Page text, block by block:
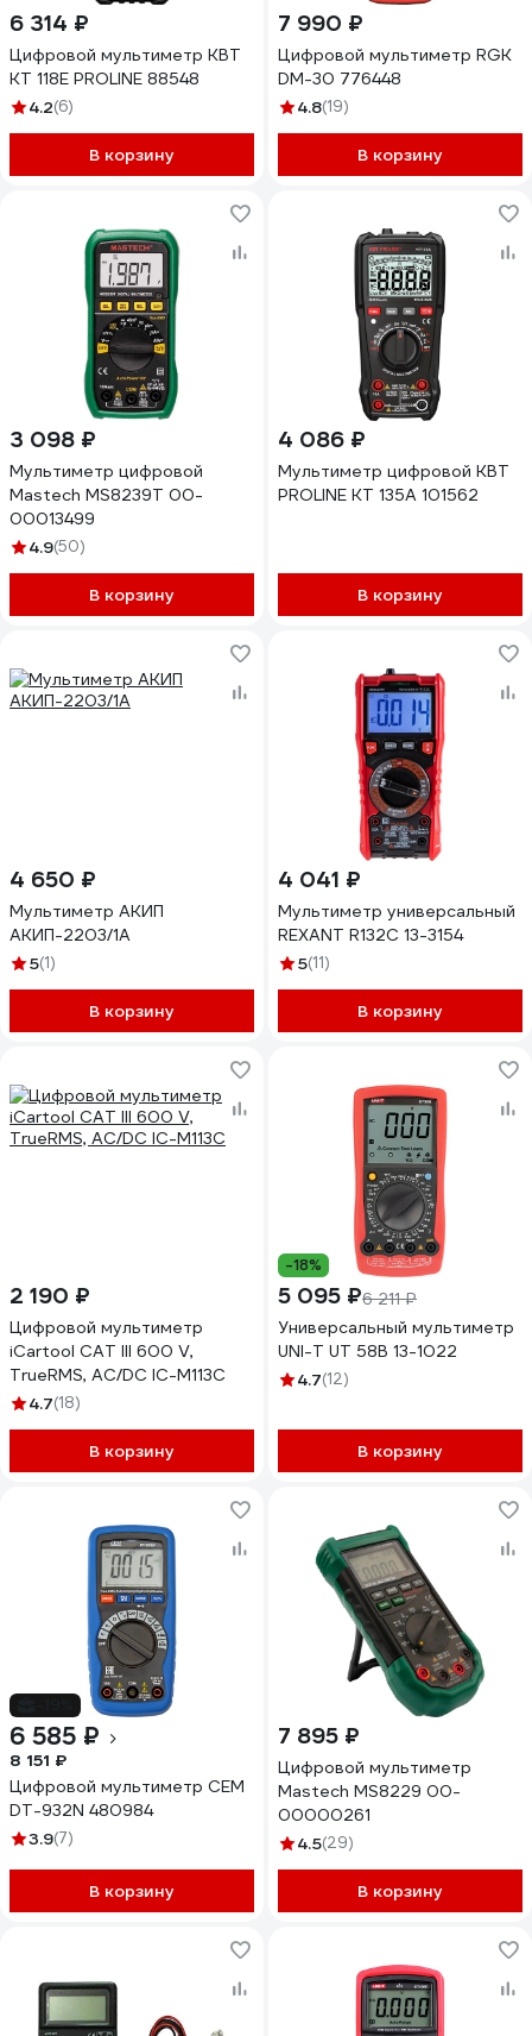
6 314 ₽
Цифровой мультиметр КВТ
KT 118E PROLINE 88548
4.2(6)
В корзину
7 990 ₽
Цифровой мультиметр RGK
DM-30 776448
4.8(19)
В корзину
3 098 ₽
Мультиметр цифровой
Mastech MS8239T 00-
00013499
4.9(50)
В корзину
4 086 ₽
Мультиметр цифровой КВТ
PROLINE KT 135А 101562
В корзину
4 650 ₽
Мультиметр АКИП
АКИП-2203/1А
5(1)
В корзину
4 041 ₽
Мультиметр универсальный
REXANT R132С 13-3154
5(11)
В корзину
2 190 ₽
Цифровой мультиметр
iCartool CAT III 600 V,
TrueRMS, AC/DC IC-M113C
4.7(18)
В корзину
-18%
5 095 ₽6 211 ₽
Универсальный мультиметр
UNI-T UT 58B 13-1022
4.7(12)
В корзину
6 585 ₽
8 151 ₽
Цифровой мультиметр СЕМ
DT-932N 480984
3.9(7)
В корзину
7 895 ₽
Цифровой мультиметр
Mastech MS8229 00-
00000261
4.5(29)
В корзину